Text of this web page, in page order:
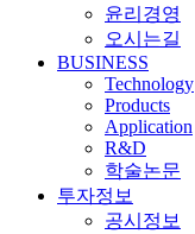
윤리경영
오시는길
BUSINESS
Technology
Products
Application
R&D
학술논문
투자정보
공시정보